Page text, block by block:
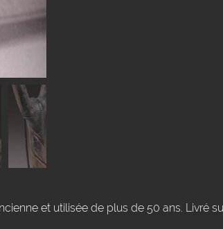
et utilisée de plus de 50 ans. Livré